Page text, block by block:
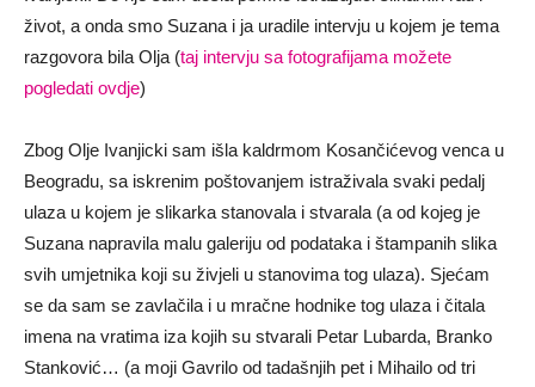
život, a onda smo Suzana i ja uradile intervju u kojem je tema
razgovora bila Olja (taj intervju sa fotografijama možete
pogledati ovdje)
Zbog Olje Ivanjicki sam išla kaldrmom Kosančićevog venca u
Beogradu, sa iskrenim poštovanjem istraživala svaki pedalj
ulaza u kojem je slikarka stanovala i stvarala (a od kojeg je
Suzana napravila malu galeriju od podataka i štampanih slika
svih umjetnika koji su živjeli u stanovima tog ulaza). Sjećam
se da sam se zavlačila i u mračne hodnike tog ulaza i čitala
imena na vratima iza kojih su stvarali Petar Lubarda, Branko
Stanković… (a moji Gavrilo od tadašnjih pet i Mihailo od tri